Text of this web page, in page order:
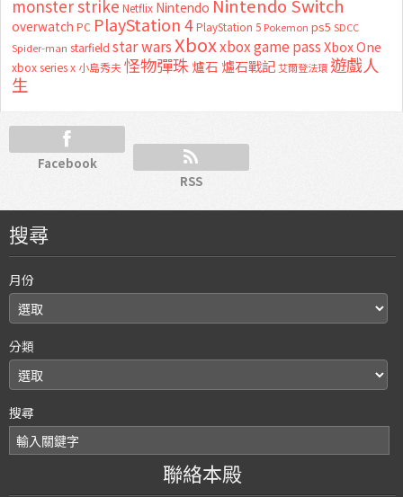
monster strike Netflix Nintendo Nintendo Switch
overwatch PC PlayStation 4 PlayStation 5 Pokemon ps5 SDCC
Spider-man starfield star warsXboxxbox game passXbox One
xbox series x 小島秀夫怪物彈珠 爐石 爐石戰記艾爾登法環 遊戲人
生
Facebook
RSS
搜尋
月份
分類
搜尋
聯絡本殿